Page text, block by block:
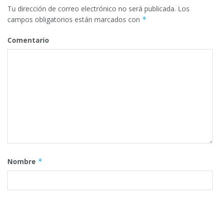
Tu dirección de correo electrónico no será publicada. Los
campos obligatorios están marcados con *
Comentario
Nombre *